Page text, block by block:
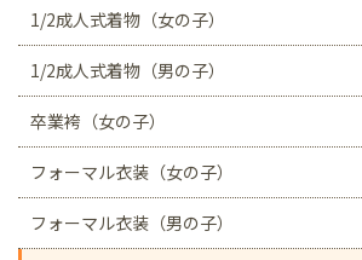
1/2成人式着物（女の子）
1/2成人式着物（男の子）
卒業袴（女の子）
フォーマル衣装（女の子）
フォーマル衣装（男の子）